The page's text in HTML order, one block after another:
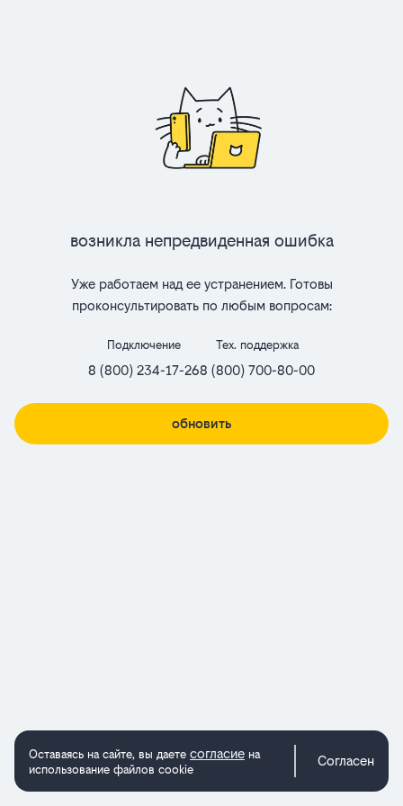
Возникла непредвиденная ошибка
Уже работаем над ее устранением. Готовы
проконсультировать по любым вопросам:
Подключение
8 (800) 234-17-26
Тех. поддержка
8 (800) 700-80-00
обновить
Оставаясь на сайте, вы даете согласие на
использование файлов cookie
Согласен